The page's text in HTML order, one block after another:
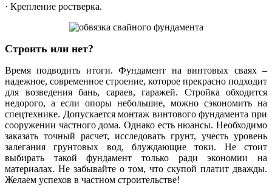
· Крепление ростверка.
Строить или нет?
Время подводить итоги. Фундамент на винтовых сваях –
надежное, современное строение, которое прекрасно подходит
для возведения бань, сараев, гаражей. Стройка обходится
недорого, а если опоры небольшие, можно сэкономить на
спецтехнике. Допускается монтаж винтового фундамента при
сооружении частного дома. Однако есть нюансы. Необходимо
заказать точный расчет, исследовать грунт, учесть уровень
залегания грунтовых вод, блуждающие токи. Не стоит
выбирать такой фундамент только ради экономии на
материалах. Не забывайте о том, что скупой платит дважды.
Желаем успехов в частном строительстве!